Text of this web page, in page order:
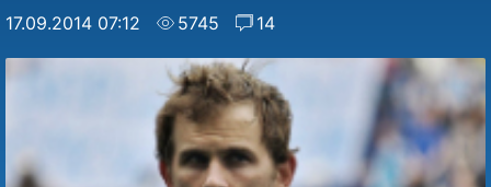
17.09.2014 07:12 5745 14